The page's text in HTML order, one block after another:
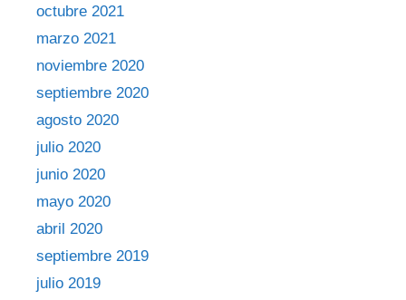
octubre 2021
marzo 2021
noviembre 2020
septiembre 2020
agosto 2020
julio 2020
junio 2020
mayo 2020
abril 2020
septiembre 2019
julio 2019